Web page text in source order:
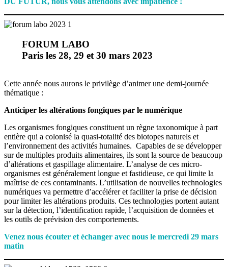
FORUM LABO
Paris les 28, 29 et 30 mars 2023
Cette année nous aurons le privilège d’animer une demi-journée
thématique :
Anticiper les altérations fongiques par le numérique
Les organismes fongiques constituent un règne taxonomique à part
entière qui a colonisé la quasi-totalité des biotopes naturels et
l’environnement des activités humaines. Capables de se développer
sur de multiples produits alimentaires, ils sont la source de beaucoup
d’altérations et gaspillage alimentaire. L’analyse de ces micro-
organismes est généralement longue et fastidieuse, ce qui limite la
maîtrise de ces contaminants. L’utilisation de nouvelles technologies
numériques va permettre d’accélérer et faciliter la prise de décision
pour limiter les altérations produits. Ces technologies portent autant
sur la détection, l’identification rapide, l’acquisition de données et
les outils de prévision des comportements.
Venez nous écouter et échanger avec nous le mercredi 29 mars
matin